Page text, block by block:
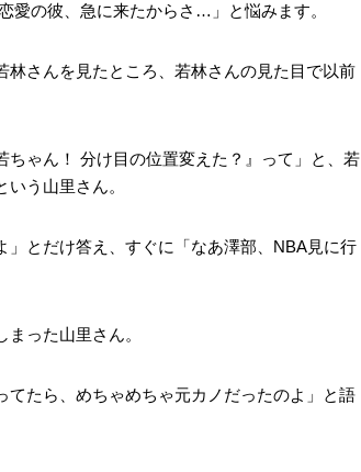
愛の彼、急に来たからさ…」と悩みます。
林さんを見たところ、若林さんの見た目で以前
ちゃん！ 分け目の位置変えた？』って」と、若
う山里さん。
とだけ答え、すぐに「なあ澤部、NBA見に行
った山里さん。
てたら、めちゃめちゃ元カノだったのよ」と語